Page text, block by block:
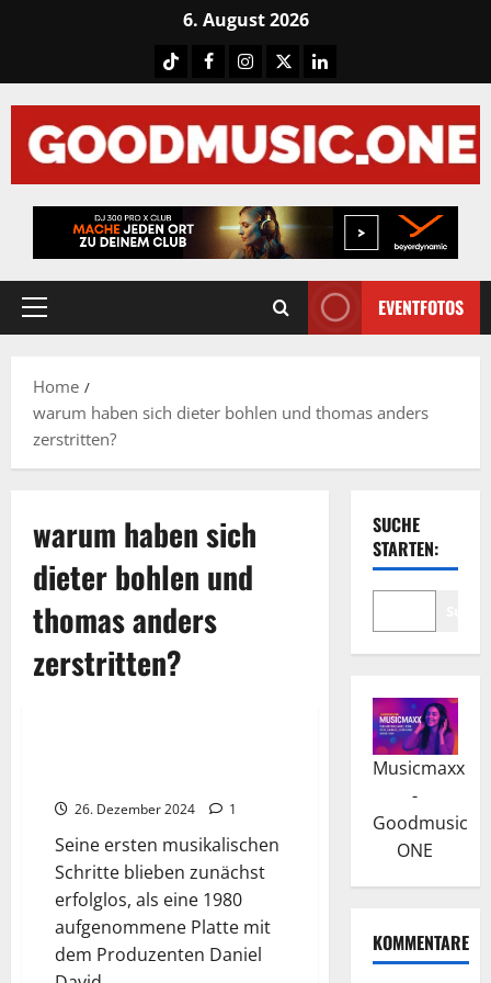
6. August 2026
TiktokFacebook
Instagram
X LinkedIN
Primary
EVENTFOTOS
Home
warum haben sich dieter bohlen und thomas anders
zerstritten?
warum haben sich
dieter bohlen und
thomas anders
zerstritten?
26. Dezember 2024 1
Seine ersten musikalischen
Schritte blieben zunächst
erfolglos, als eine 1980
aufgenommene Platte mit
dem Produzenten Daniel
SUCHE
STARTEN:
Musicmaxx
-
Goodmusic
ONE
KOMMENTARE